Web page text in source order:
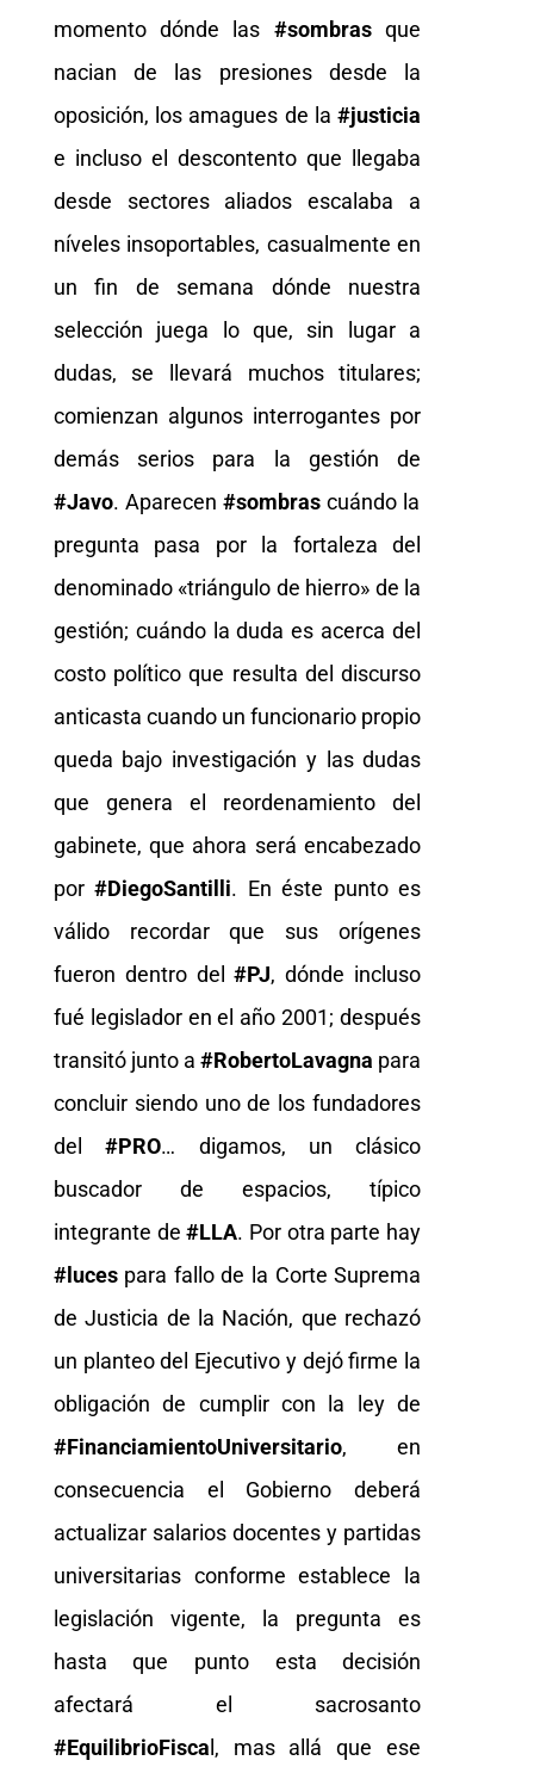
momento dónde las #sombrasque
nacian de las presiones desde la
oposición, los amagues de la#justicia
e incluso el descontento que llegaba
desde sectores aliados escalaba a
níveles insoportables, casualmente en
un fin de semana dónde nuestra
selección juega lo que, sin lugar a
dudas, se llevará muchos titulares;
comienzan algunos interrogantes por
demás serios para la gestión de
#Javo. Aparecen #sombrascuándo la
pregunta pasa por la fortaleza del
denominado «triángulo de hierro» de la
gestión; cuándo la duda es acerca del
costo político que resulta del discurso
anticasta cuando un funcionario propio
queda bajo investigación y las dudas
que genera el reordenamiento del
gabinete, que ahora será encabezado
por#DiegoSantilli. En éste punto es
válido recordar que sus orígenes
fueron dentro del#PJ, dónde incluso
fué legislador en el año 2001; después
transitó junto a#RobertoLavagna para
concluir siendo uno de los fundadores
del#PRO… digamos, un clásico
buscador de espacios, típico
integrante de#LLA. Por otra parte hay
#lucespara fallo de la Corte Suprema
de Justicia de la Nación, que rechazó
un planteo del Ejecutivo y dejó firme la
obligación de cumplir con la ley de
#FinanciamientoUniversitario, en
consecuencia el Gobierno deberá
actualizar salarios docentes y partidas
universitarias conforme establece la
legislación vigente, la pregunta es
hasta que punto esta decisión
afectará el sacrosanto
#EquilibrioFiscal, mas allá que ese